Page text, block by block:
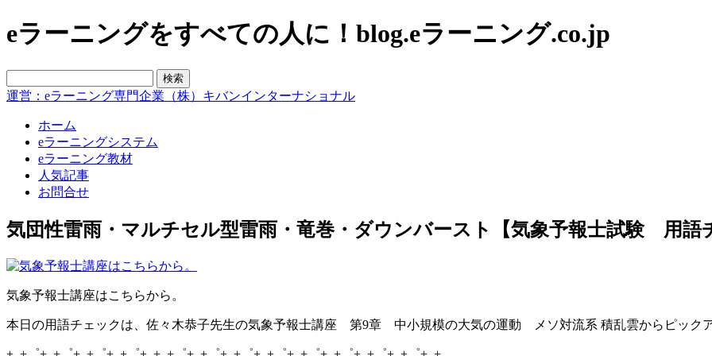
eラーニングをすべての人に！blog.eラーニング.co.jp
運営：eラーニング専門企業（株）キバンインターナショナル
ホーム
eラーニングシステム
eラーニング教材
人気記事
お問合せ
気団性雷雨・マルチセル型雷雨・竜巻・ダウンバースト【気象予報士試験 用語
気象予報士講座はこちらから。
本日の用語チェックは、佐々木恭子先生の気象予報士講座 第9章 中小規模の大気の運動 メソ対流系 積乱雲からピックア